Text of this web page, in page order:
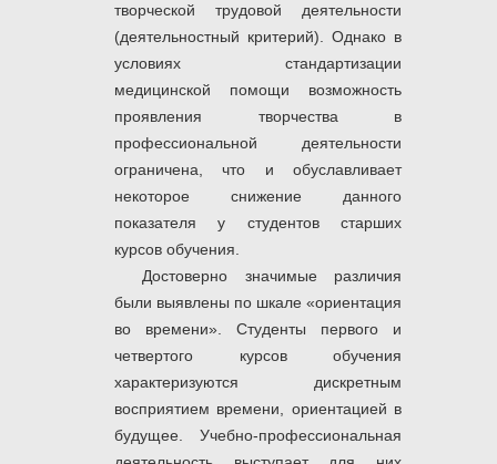
творческой трудовой деятельности
(деятельностный критерий). Однако в
условиях стандартизации
медицинской помощи возможность
проявления творчества в
профессиональной деятельности
ограничена, что и обуславливает
некоторое снижение данного
показателя у студентов старших
курсов обучения.
Достоверно значимые различия
были выявлены по шкале «ориентация
во времени». Студенты первого и
четвертого курсов обучения
характеризуются дискретным
восприятием времени, ориентацией в
будущее. Учебно-профессиональная